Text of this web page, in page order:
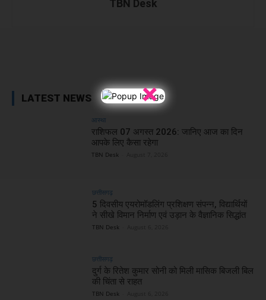
×
TBN Desk
LATEST NEWS
आस्था
राशिफल 07 अगस्त 2026: जानिए आज का दिन
आपके लिए कैसा रहेगा
TBN Desk
छत्तीसगढ़
5 दिवसीय एयरोमॉडलिंग प्रशिक्षण संपन्न, विद्यार्थियों
ने सीखे विमान निर्माण एवं उड़ान के वैज्ञानिक सिद्धांत
TBN Desk
छत्तीसगढ़
दुर्ग के रितेश कुमार सोनी को मिली मासिक बिजली बिल
की चिंता से राहत
TBN Desk